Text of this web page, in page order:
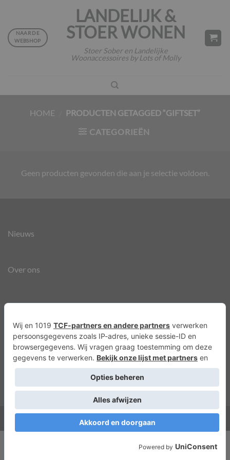
inhoud
LANDELIJK &
STOER WONEN
Stoer Sober en Landelijke
Woonaccessoires by Lots of Molly
NAAR DE
WEBSHOP
HOME
PRODUCTEN GETAGGED “GIFTSET”
CATEGORIEËN
Geen producten gevonden die aan je selectie voldoen.
Nieuws
Over ons
Agenda
Privacyverklaring